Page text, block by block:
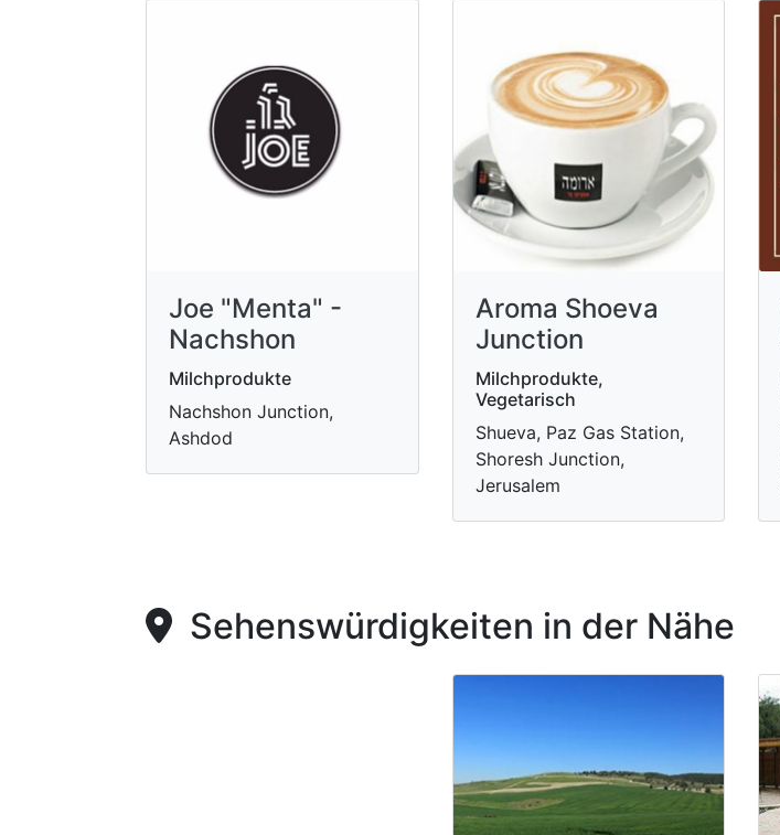
Joe "Menta" -
Nachshon
Milchprodukte
Nachshon Junction,
Ashdod
Aroma Shoeva
Junction
Milchprodukte,
Vegetarisch
Shueva, Paz Gas Station,
Shoresh Junction,
Jerusalem
Sehenswürdigkeiten in der Nähe